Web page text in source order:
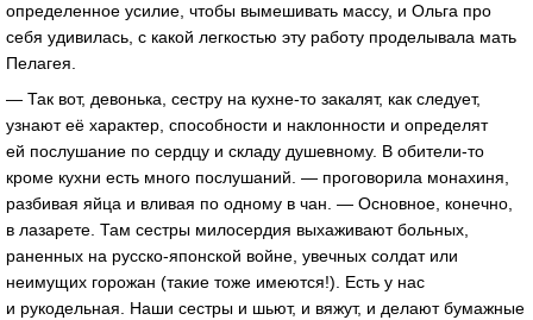
определенное усилие, чтобы вымешивать массу, и Ольга про
себя удивилась, с какой легкостью эту работу проделывала мать
Пелагея.
— Так вот, девонька, сестру на кухне-то закалят, как следует,
узнают её характер, способности и наклонности и определят
ей послушание по сердцу и складу душевному. В обители-то
кроме кухни есть много послушаний. — проговорила монахиня,
разбивая яйца и вливая по одному в чан. — Основное, конечно,
в лазарете. Там сестры милосердия выхаживают больных,
раненных на русско-японской войне, увечных солдат или
неимущих горожан (такие тоже имеются!). Есть у нас
и рукодельная. Наши сестры и шьют, и вяжут, и делают бумажные